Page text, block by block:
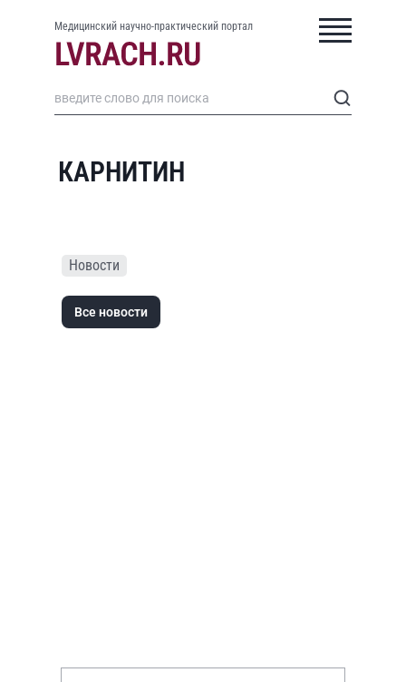
Медицинский научно-практический портал
КАРНИТИН
Новости
Все новости